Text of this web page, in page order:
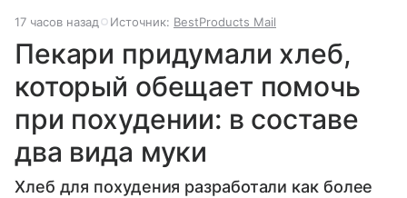
17 часов назад Источник: BestProducts Mail
Пекари придумали хлеб,
который обещает помочь
при похудении: в составе
два вида муки
Хлеб для похудения разработали как более